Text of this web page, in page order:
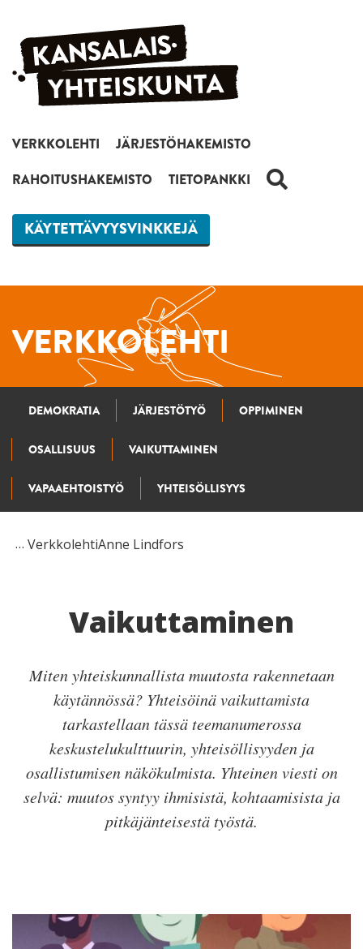
Siirry sisältöön
VERKKOLEHTI
JÄRJESTÖHAKEMISTO
RAHOITUSHAKEMISTO
TIETOPANKKI HAKU
KÄYTETTÄVYYSVINKKEJÄ
VERKKOLEHTI
DEMOKRATIA JÄRJESTÖTYÖ OPPIMINEN
OSALLISUUS VAIKUTTAMINEN
VAPAAEHTOISTYÖ YHTEISÖLLISYYS
VerkkolehtiAnne Lindfors
Vaikuttaminen
Miten yhteiskunnallista muutosta rakennetaan
käytännössä? Yhteisöinä vaikuttamista
tarkastellaan tässä teemanumerossa
keskustelukulttuurin, yhteisöllisyyden ja
osallistumisen näkökulmista. Yhteinen viesti on
selvä: muutos syntyy ihmisistä, kohtaamisista ja
pitkäjänteisestä työstä.